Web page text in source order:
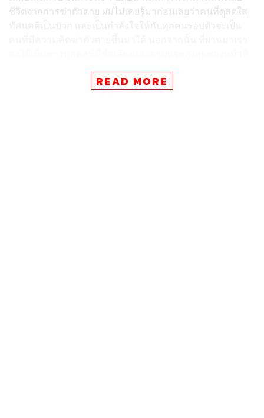
ชีวิตจากการฆ่าตัวตาย ผมไม่เคยรู้มาก่อนเลยว่าคนที่ดูสดใส
อร์ แม็กควีน, เคท สเปด ฯลฯ และคงทำให้เราสงสัยเหลือเกิน
READ MORE